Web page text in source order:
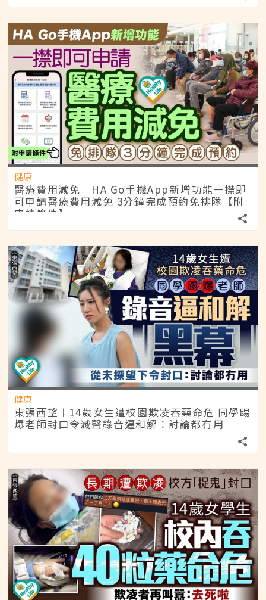
健康
醫療費用減免︱HA Go手機App新增功能一㩒即
可申請醫療費用減免 3分鐘完成預約免排隊【附
申請條件】
健康
東張西望︱14歲女生遭校園欺凌吞藥命危 同學踢
爆老師封口令滅聲錄音逼和解：討論都冇用